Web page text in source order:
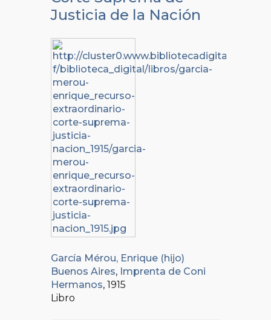
Justicia de la Nación
García Mérou, Enrique (hijo)
Buenos Aires, Imprenta de Coni
Hermanos, 1915
Libro